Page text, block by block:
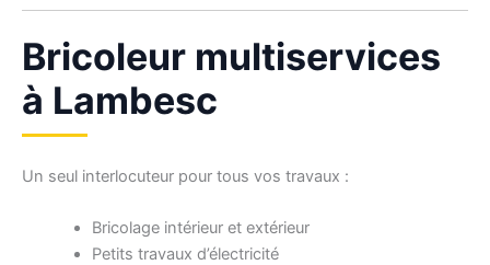
Bricoleur multiservices
à Lambesc
Un seul interlocuteur pour tous vos travaux :
Bricolage intérieur et extérieur
Petits travaux d’électricité